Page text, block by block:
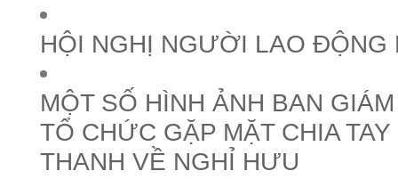
HỘI NGHỊ NGƯỜI LAO ĐỘNG
MỘT SỐ HÌNH ẢNH BAN
TỔ CHỨC GẶP MẶT CHIA
THANH VỀ NGHỈ HƯU